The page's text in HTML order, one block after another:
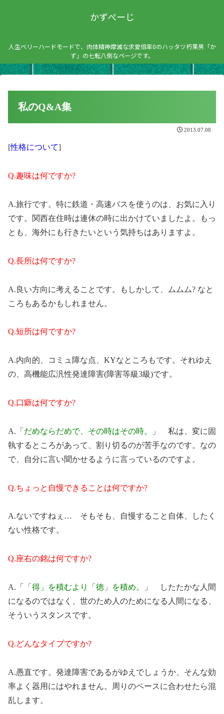
かずぺーじ
人生ベリーハードモードで、肉体精神摩滅な求愛倍率0のハッタツ朽果男「か
ず」の七転八倒なページです。
私のQ&A集
2013.07.08
[性格について]
Q.趣味は何ですか?
A.旅行です。特に鉄道・高速バスを使うのは、お気に入り
です。関西在住時は連休の時に出かけていましたよ。もっ
とも、海外にも行きたいという気持ちはありますよ。
Q.長所は何ですか?
A.良い方向に考えることです。もしかして、ムムム? なと
ころもあるかもしれません。
Q.短所は何ですか?
A.内向的、コミュ障な点、KYなところもです。それゆえ
の、高機能広汎性発達障害(障害等級3級)です。
Q.口癖は何ですか?
A.「 だめならだめで、その時はその時。
」 私は、変に固
執するところがあって、割り切るのが苦手なのです。なの
で、自分に言い聞かせるように言っているのですよ。
Q.ちょっと自慢できることは何ですか?
A.ないですねぇ… そもそも、自慢すること自体、したく
ない性格です。
Q.座右の銘は何ですか?
A.「 「得」を積むより「徳」を積め。
」 したたかな人間
になるのではなく、世のため人のためになる人間になる、
そういうスタンスです。
Q.どんなタイプですか?
A.愚直です。発達障害であるがゆえでしょうか、そんな効
率よく器用にはやれません。周りのペースに合わせたら混
乱します。